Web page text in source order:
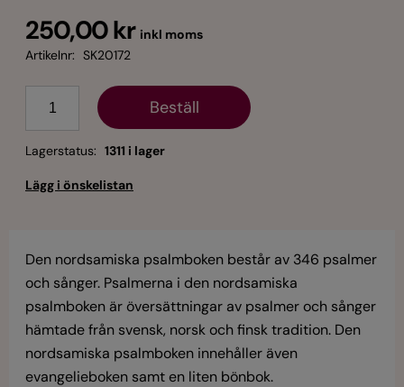
250,00 kr inkl moms
Artikelnr: SK20172
Antal
Lagerstatus: 1311 i lager
Den nordsamiska psalmboken består av 346 psalmer
och sånger. Psalmerna i den nordsamiska
psalmboken är översättningar av psalmer och sånger
hämtade från svensk, norsk och finsk tradition. Den
nordsamiska psalmboken innehåller även
evangelieboken samt en liten bönbok.